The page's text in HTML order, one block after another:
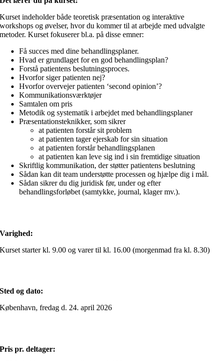
Kurset indeholder både teoretisk præsentation og interaktive
workshops og øvelser, hvor du kommer til at arbejde med udvalgte
metoder. Kurset fokuserer bl.a. på disse emner:
Få succes med dine behandlingsplaner.
Hvad er grundlaget for en god behandlingsplan?
Forstå patientens beslutningsproces.
Hvorfor siger patienten nej?
Hvorfor overvejer patienten ‘second opinion’?
Kommunikationsværktøjer
Samtalen om pris
Metodik og systematik i arbejdet med behandlingsplaner
Præsentationsteknikker, som sikrer
at patienten forstår sit problem
at patienten tager ejerskab for sin situation
at patienten forstår behandlingsplanen
at patienten kan leve sig ind i sin fremtidige situation
Skriftlig kommunikation, der støtter patientens beslutning
Sådan kan dit team understøtte processen og hjælpe dig i mål.
Sådan sikrer du dig juridisk før, under og efter
behandlingsforløbet (samtykke, journal, klager mv.).
Varighed:
Kurset starter kl. 9.00 og varer til kl. 16.00 (morgenmad fra kl. 8.30)
Sted og dato:
København, fredag d. 24. april 2026
Pris pr. deltager: